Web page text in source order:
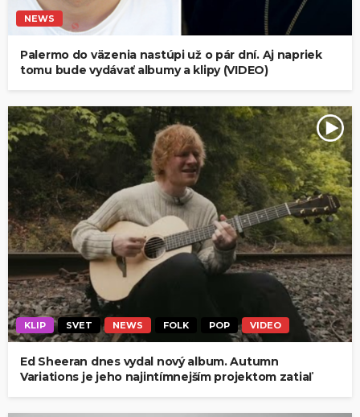
NEWS
Palermo do väzenia nastúpi už o pár dní. Aj napriek
tomu bude vydávať albumy a klipy (VIDEO)
KLIP SVET NEWS FOLK POP VIDEO
Ed Sheeran dnes vydal nový album. Autumn
Variations je jeho najintímnejším projektom zatiaľ